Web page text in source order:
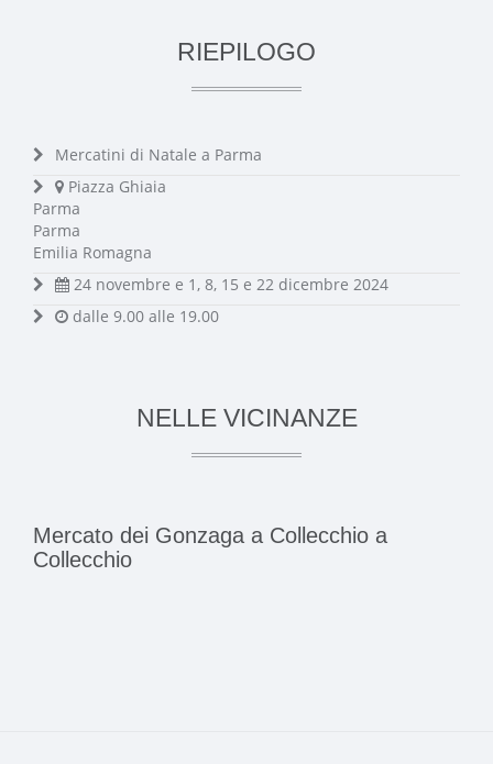
RIEPILOGO
Mercatini di Natale a Parma
Piazza Ghiaia
Parma
Parma
Emilia Romagna
24 novembre e 1, 8, 15 e 22 dicembre 2024
dalle 9.00 alle 19.00
NELLE VICINANZE
Mercato dei Gonzaga a Collecchio a
Collecchio